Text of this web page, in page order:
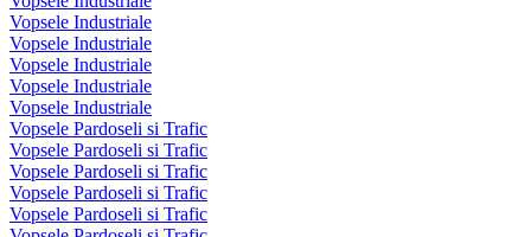
Vopsele Industriale
Vopsele Industriale
Vopsele Industriale
Vopsele Industriale
Vopsele Industriale
Vopsele Pardoseli si Trafic
Vopsele Pardoseli si Trafic
Vopsele Pardoseli si Trafic
Vopsele Pardoseli si Trafic
Vopsele Pardoseli si Trafic